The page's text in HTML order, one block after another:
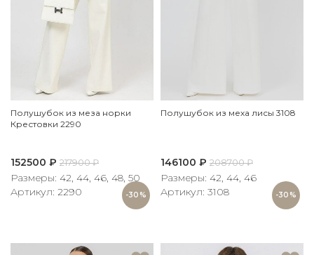
-30%
Полушубок из меза норки
Крестовки 2290
152500 ₽ 217900₽
Размеры: 42, 44, 46, 48, 50
Артикул: 2290
-30%
Полушубок из меха лисы 3108
146100 ₽ 208700₽
Размеры: 42, 44, 46
Артикул: 3108